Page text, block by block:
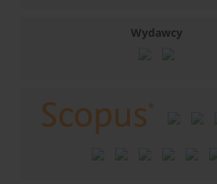
Wydawcy